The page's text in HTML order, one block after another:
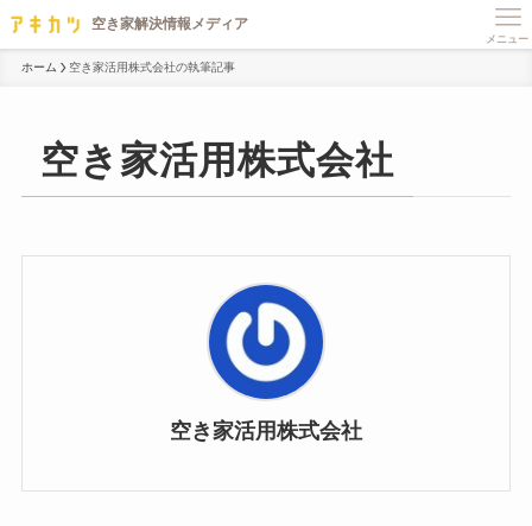
メニュー
ホーム 空き家活用株式会社の執筆記事
空き家活用株式会社
空き家活用株式会社